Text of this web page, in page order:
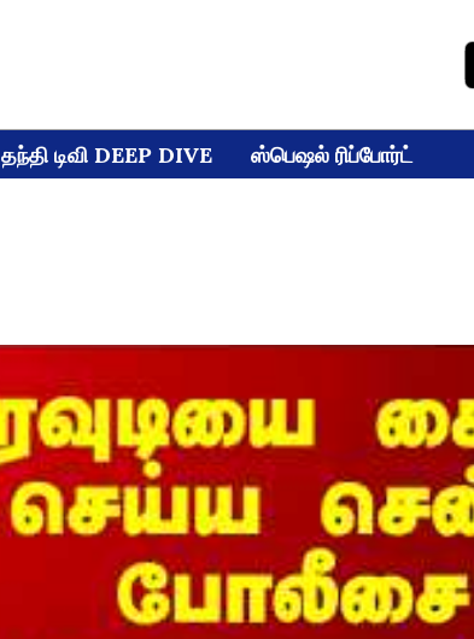
தந்தி டிவி DEEP DIVE ஸ்பெஷல் ரிப்போர்ட்